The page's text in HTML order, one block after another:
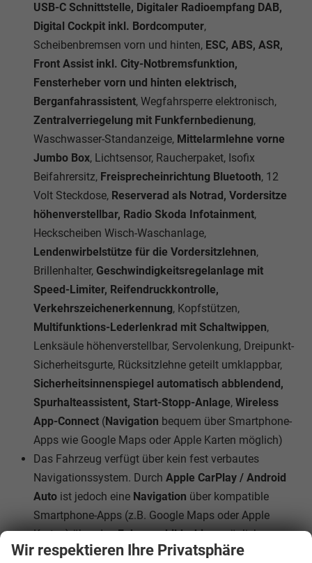
USB-C Schnittstelle, Digitaler Radioempfang DAB,
Digital Cockpit inkl. Bordcomputer,
Scheibenbremsen vorn und hinten, ESC, ABS, ASR,
Front Assist inkl. City-Notbremsfunktion,
Fensterheber vorn und hinten elektrisch,
Berganfahrassistent, Wegfahrsperre elektronisch,
Zentralverriegelung mit Funkfernbedienung,
Waschwasser-Standanzeige, Mittelarmlehne vorne
Jumbo Box, Lichtsensor, Raucherpaket, Isofix
Beifahrersitz, Freisprecheinrichtung Bluetooth, 12
Volt Steckdose, Reserverad als Notrad, Vordersitze
höhenverstellbar, Radio Skoda Infotainment,
Heckscheiben Wisch-Waschanlage,
Lendenwirbelstütze für die Vordersitzlehnen,
Brillenhalter, Geschwindigkeitsregelanlage mit
Speed-Limiter, Reifendruckkontrolle,
Verkehrszeichenerkennung, Kopfstützen,
Multifunktions-Lederlenkrad mit Schaltwippen,
Lenksäule höhenverstellbar, Servolenkung, Dreipunkt-
Sicherheitsgurte, Rücksitzlehne geteilt umklappbar,
Sicherheitsinnenspiegel automatisch abblendend,
Spurhalteassistent, Start-Stopp-Anlage, Wireless
App-Connect (Navigation bequem über Smartphone-
Apps wie Google Maps oder Apple Karten möglich)
Das Fahrzeug verfügt über kein fest verbautes
Navigationssystem. Durch Apple CarPlay / Android
Auto ist jedoch eine Navigation über kompatible
Smartphone-Apps (z.B. Google Maps oder Apple
Karten) über denFahrzeugbildschirmmöglich.
Wir respektieren Ihre Privatsphäre